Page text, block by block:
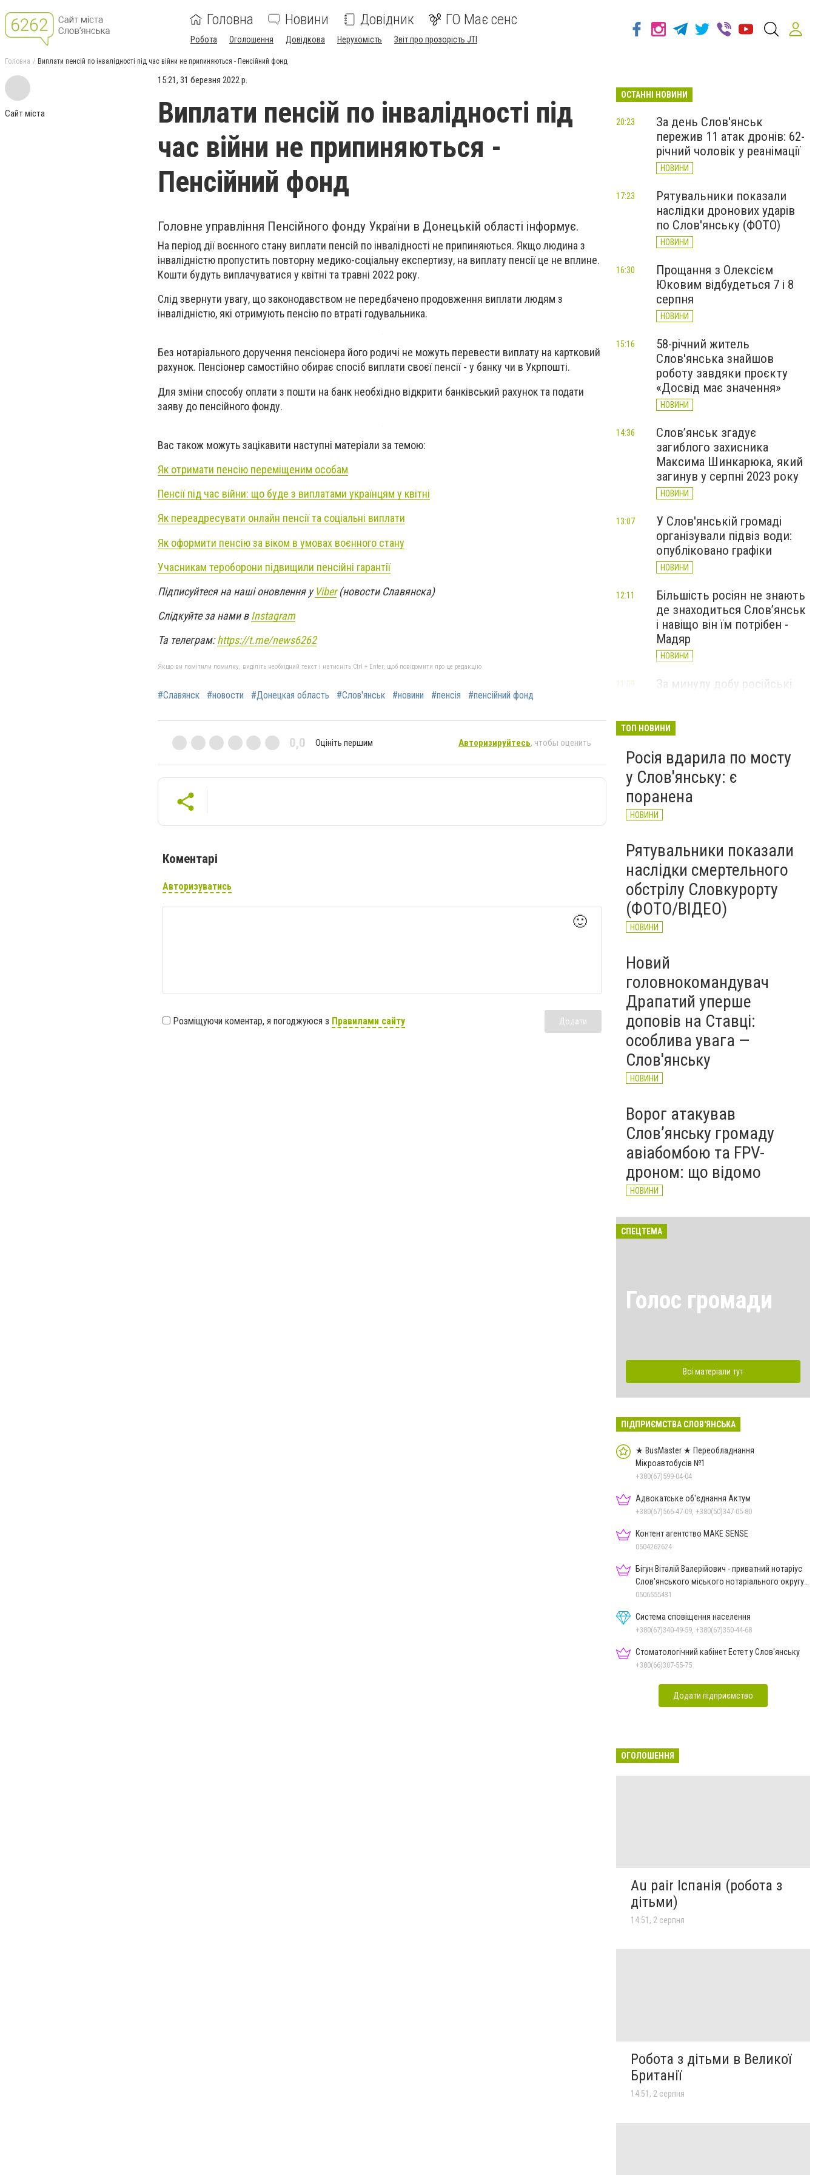
Головна Новини Довідник ГО Має сенс
Робота Оголошення Довідкова Нерухомість Звіт про прозорість JTI
Головна Виплати пенсій по інвалідності під час війни не припиняються - Пенсійний фонд
Сайт міста
15:21, 31 березня 2022 р.
Виплати пенсій по інвалідності під
час війни не припиняються -
Пенсійний фонд
Головне управління Пенсійного фонду України в Донецькій області інформує.
На період дії воєнного стану виплати пенсій по інвалідності не припиняються. Якщо людина з
інвалідністю пропустить повторну медико-соціальну експертизу, на виплату пенсії це не вплине.
Кошти будуть виплачуватися у квітні та травні 2022 року.
Слід звернути увагу, що законодавством не передбачено продовження виплати людям з
інвалідністю, які отримують пенсію по втраті годувальника.
Без нотаріального доручення пенсіонера його родичі не можуть перевести виплату на картковий
рахунок. Пенсіонер самостійно обирає спосіб виплати своєї пенсії - у банку чи в Укрпошті.
Для зміни способу оплати з пошти на банк необхідно відкрити банківський рахунок та подати
заяву до пенсійного фонду.
Вас також можуть зацікавити наступні матеріали за темою:
Як отримати пенсію переміщеним особам
Пенсії під час війни: що буде з виплатами українцям у квітні
Як переадресувати онлайн пенсії та соціальні виплати
Як оформити пенсію за віком в умовах воєнного стану
Учасникам тероборони підвищили пенсійні гарантії
Підписуйтеся на наші оновлення уViber(новости Славянска)
Слідкуйте за нами вInstagram
Та телеграм:https://t.me/news6262
Якщо ви помітили помилку, виділіть необхідний текст і натисніть Ctrl + Enter, щоб повідомити про це редакцію
#Славянск #новости #Донецкая область #Слов'янськ #новини #пенсія #пенсійний фонд
0,0 Оцініть першим Авторизируйтесь, чтобы оценить
Коментарі
Авторизуватись
🙂
Розміщуючи коментар, я погоджуюся з Правилами сайту Додати
ОСТАННІ НОВИНИ
За день Слов'янськ
пережив 11 атак дронів: 62-
річний чоловік у реанімації
НОВИНИ
20:23
Рятувальники показали
наслідки дронових ударів
по Слов'янську (ФОТО)
НОВИНИ
17:23
Прощання з Олексієм
Юковим відбудеться 7 і 8
серпня
НОВИНИ
16:30
58-річний житель
Слов'янська знайшов
роботу завдяки проєкту
«Досвід має значення»
НОВИНИ
15:16
Слов’янськ згадує
загиблого захисника
Максима Шинкарюка, який
загинув у серпні 2023 року
НОВИНИ
14:36
У Слов'янській громаді
організували підвіз води:
опубліковано графіки
НОВИНИ
13:07
Більшість росіян не знають
де знаходиться Слов’янськ
і навіщо він їм потрібен -
Мадяр
НОВИНИ
12:11
За минулу добу російські
великої війни: 6 серпня
11:09
ТОП НОВИНИ
Росія вдарила по мосту
у Слов'янську: є
поранена
НОВИНИ
Рятувальники показали
наслідки смертельного
обстрілу Словкурорту
(ФОТО/ВІДЕО)
НОВИНИ
Новий
головнокомандувач
Драпатий уперше
доповів на Ставці:
особлива увага —
Слов'янську
НОВИНИ
Ворог атакував
Слов’янську громаду
авіабомбою та FPV-
дроном: що відомо
НОВИНИ
СПЕЦТЕМА
Голос громади
Всі матеріали тут
ПІДПРИЄМСТВА СЛОВ'ЯНСЬКА
★ BusMaster ★ Переобладнання
Мікроавтобусів №1
+380(67)599-04-04
Адвокатське об'єднання Актум
+380(67)566-47-09, +380(50)347-05-80
Контент агентство MAKE SENSE
0504262624
Бігун Віталій Валерійович - приватний нотаріус
Слов'янського міського нотаріального округу
Дон.обл.
0506555431
Система сповіщення населення
+380(67)340-49-59, +380(67)350-44-68
Стоматологічний кабінет Естет у Слов'янську
+380(66)307-55-75
Додати підприємство
ОГОЛОШЕННЯ
Au pair Іспанія (робота з
дітьми)
14:51, 2 серпня
Робота з дітьми в Великої
Британії
14:51, 2 серпня